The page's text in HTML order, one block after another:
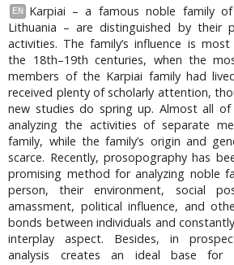
EN
Karpiai – a famous noble family
Lithuania – are distinguished by their
activities. The family’s influence is
the 18th–19th centuries, when the
members of the Karpiai family had
received plenty of scholarly attention,
new studies do spring up. Almost all
analyzing the activities of separate
family, while the family’s origin and
scarce. Recently, prosopography has
promising method for analyzing noble
person, their environment, social
amassment, political influence, and
bonds between individuals and
interplay aspect. Besides, in
analysis creates an ideal base for